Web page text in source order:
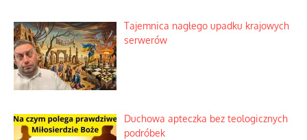
Tajemnica nagłego upadku krajowych
serwerów
Duchowa apteczka bez teologicznych
podróbek